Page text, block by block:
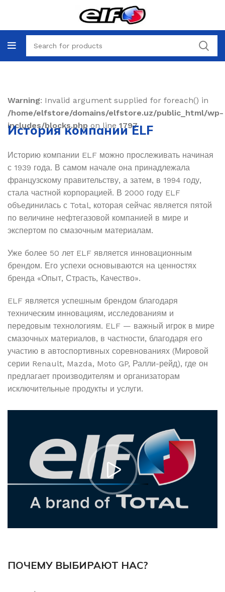
Warning: Invalid argument supplied for foreach() in
/home/elfstore/domains/elfstore.uz/public_html/wp-
includes/blocks.php on line 1797
История компании ELF
Историю компании ELF можно прослеживать начиная
с 1939 года. В самом начале она принадлежала
французскому правительству, а затем, в 1994 году,
стала частной корпорацией. В 2000 году ELF
объединилась с Total, которая сейчас является пятой
по величине нефтегазовой компанией в мире и
экспертом по смазочным материалам.
Уже более 50 лет ELF является инновационным
брендом. Его успехи основываются на ценностях
бренда «Опыт, Страсть, Качество».
ELF является успешным брендом благодаря
техническим инновациям, исследованиям и
передовым технологиям. ELF — важный игрок в мире
смазочных материалов, в частности, благодаря его
участию в автоспортивных соревнованиях (Мировой
серии Renault, Mazda, Moto GP, Ралли-рейд), где он
предлагает производителям и организаторам
исключительные продукты и услуги.
ПОЧЕМУ ВЫБИРАЮТ НАС?